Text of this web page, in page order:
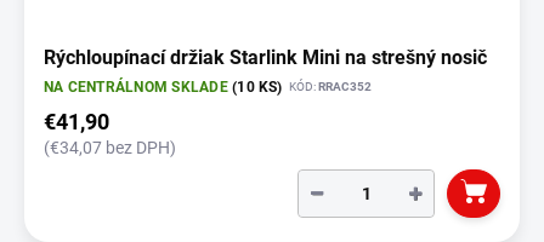
Rýchloupínací držiak Starlink Mini na strešný nosič
NA CENTRÁLNOM SKLADE(10 KS) KÓD:RRAC352
€41,90
(€34,07 bez DPH)
+
−